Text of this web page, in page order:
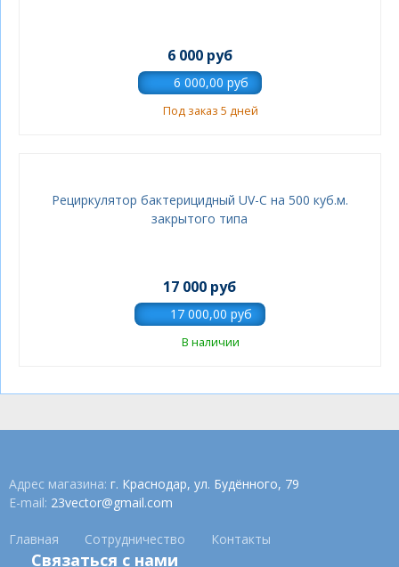
6 000 руб
Под заказ 5 дней
Рециркулятор бактерицидный UV-С на 500 куб.м.
закрытого типа
17 000 руб
В наличии
Адрес магазина: г. Краснодар, ул. Будённого, 79
E-mail: 23vector@gmail.com
Главная Сотрудничество Контакты
Связаться с нами